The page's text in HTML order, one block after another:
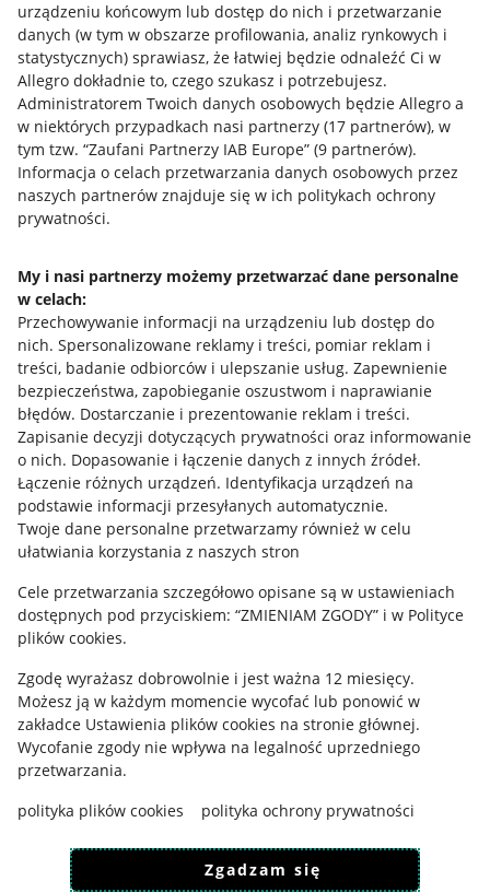
urządzeniu końcowym lub dostęp do nich i przetwarzanie
danych (w tym w obszarze profilowania, analiz rynkowych i
statystycznych) sprawiasz, że łatwiej będzie odnaleźć Ci w
Allegro dokładnie to, czego szukasz i potrzebujesz.
Administratorem Twoich danych osobowych będzie Allegro a
w niektórych przypadkach nasi partnerzy (17 partnerów), w
tym tzw. “Zaufani Partnerzy IAB Europe” (9 partnerów).
Informacja o celach przetwarzania danych osobowych przez
naszych partnerów znajduje się w ich politykach ochrony
prywatności.
My i nasi partnerzy możemy przetwarzać dane personalne
w celach:
Przechowywanie informacji na urządzeniu lub dostęp do
nich. Spersonalizowane reklamy i treści, pomiar reklam i
treści, badanie odbiorców i ulepszanie usług. Zapewnienie
bezpieczeństwa, zapobieganie oszustwom i naprawianie
błędów. Dostarczanie i prezentowanie reklam i treści.
Zapisanie decyzji dotyczących prywatności oraz informowanie
o nich. Dopasowanie i łączenie danych z innych źródeł.
Łączenie różnych urządzeń. Identyfikacja urządzeń na
podstawie informacji przesyłanych automatycznie.
Twoje dane personalne przetwarzamy również w celu
ułatwiania korzystania z naszych stron
Cele przetwarzania szczegółowo opisane są w ustawieniach
dostępnych pod przyciskiem: “ZMIENIAM ZGODY” i w Polityce
plików cookies.
Zgodę wyrażasz dobrowolnie i jest ważna 12 miesięcy.
Możesz ją w każdym momencie wycofać lub ponowić w
zakładce Ustawienia plików cookies na stronie głównej.
Wycofanie zgody nie wpływa na legalność uprzedniego
przetwarzania.
polityka plików cookies
polityka ochrony prywatności
Zgadzam się
Przydatne informacje
Jak to działa
Allegro Gadane dla sprzedających
Allegro Gadane dla kupujących
Mapa miejscowości
Informacje prawne
Regulamin
Polityka plików "cookies"
Ustawienia plików "cookies"
Udostępnianie lokalizacji
Informacje dla Aktu o Usługach Cyfrowych
Pobierz aplikację